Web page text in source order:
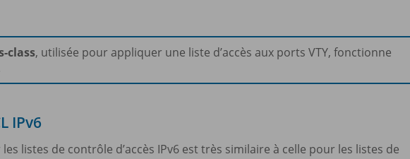
class, utilisée pour appliquer une liste d’accès aux ports VTY, fonctionne
IPv6
listes de contrôle d’accès IPv6 est très similaire à celle pour les listes de